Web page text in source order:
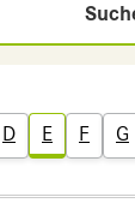
D E F G